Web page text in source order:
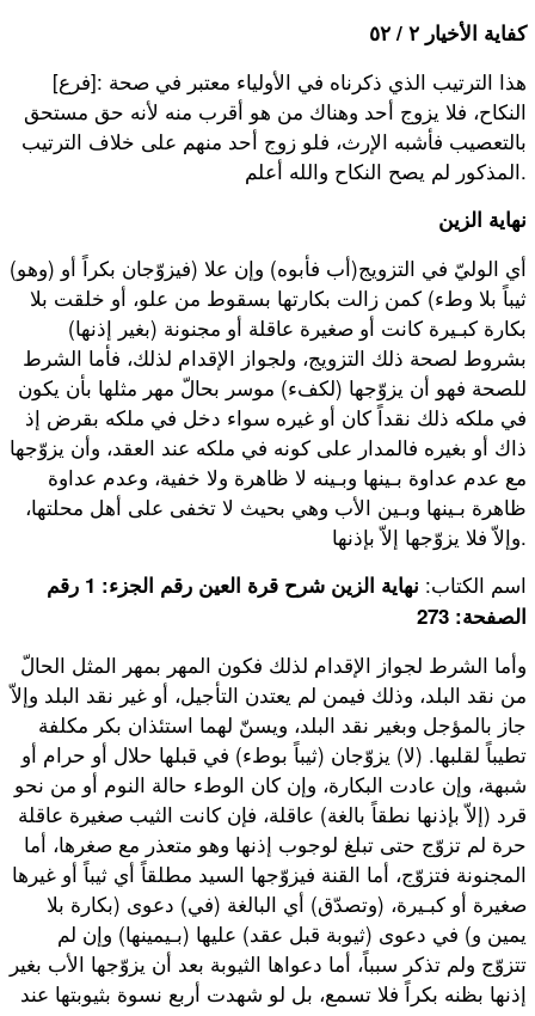
كفاية الأخيار ٢ / ٥٢
[فرع]: هذا الترتيب الذي ذكرناه في الأولياء معتبر في صحة
النكاح، فلا يزوج أحد وهناك من هو أقرب منه لأنه حق مستحق
بالتعصيب فأشبه الإرث، فلو زوج أحد منهم على خلاف الترتيب
المذكور لم يصح النكاح والله أعلم.
نهاية الزين
(وهو) أي الوليّ في التزويج(أب فأبوه) وإن علا (فيزوّجان بكراً أو
ثيباً بلا وطء) كمن زالت بكارتها بسقوط من علو، أو خلقت بلا
بكارة كبـيرة كانت أو صغيرة عاقلة أو مجنونة (بغير إذنها)
بشروط لصحة ذلك التزويج، ولجواز الإقدام لذلك، فأما الشرط
للصحة فهو أن يزوّجها (لكفء) موسر بحالّ مهر مثلها بأن يكون
في ملكه ذلك نقداً كان أو غيره سواء دخل في ملكه بقرض إذ
ذاك أو بغيره فالمدار على كونه في ملكه عند العقد، وأن يزوّجها
مع عدم عداوة بـينها وبـينه لا ظاهرة ولا خفية، وعدم عداوة
ظاهرة بـينها وبـين الأب وهي بحيث لا تخفى على أهل محلتها،
وإلاّ فلا يزوّجها إلاّ بإذنها.
اسم الكتاب:
نهاية الزين شرح قرة العين رقم الجزء: 1 رقم
الصفحة: 273
وأما الشرط لجواز الإقدام لذلك فكون المهر بمهر المثل الحالّ
من نقد البلد، وذلك فيمن لم يعتدن التأجيل، أو غير نقد البلد وإلاّ
جاز بالمؤجل وبغير نقد البلد، ويسنّ لهما استئذان بكر مكلفة
تطيباً لقلبها. (لا) يزوّجان (ثيباً بوطء) في قبلها حلال أو حرام أو
شبهة، وإن عادت البكارة، وإن كان الوطء حالة النوم أو من نحو
قرد (إلاّ بإذنها نطقاً بالغة) عاقلة، فإن كانت الثيب صغيرة عاقلة
حرة لم تزوّج حتى تبلغ لوجوب إذنها وهو متعذر مع صغرها، أما
المجنونة فتزوّج، أما القنة فيزوّجها السيد مطلقاً أي ثيباً أو غيرها
صغيرة أو كبـيرة، (وتصدّق) أي البالغة (في) دعوى (بكارة بلا
يمين و) في دعوى (ثيوبة قبل عقد) عليها (بـيمينها) وإن لم
تتزوّج ولم تذكر سبباً، أما دعواها الثيوبة بعد أن يزوّجها الأب بغير
إذنها بظنه بكراً فلا تسمع، بل لو شهدت أربع نسوة بثيوبتها عند